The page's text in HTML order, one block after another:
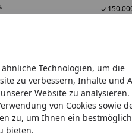
Technologien, um die
zu verbessern, Inhalte und
Website zu
von Cookies sowie
zu, um Ihnen ein
bieten.
& Tricks
Elektrogrill Pelletgrill